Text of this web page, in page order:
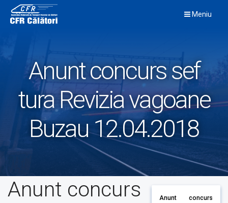
content
Meniu
Anunt concurs sef
tura Revizia vagoane
Buzau 12.04.2018
Anunt concurs
Anunt concurs